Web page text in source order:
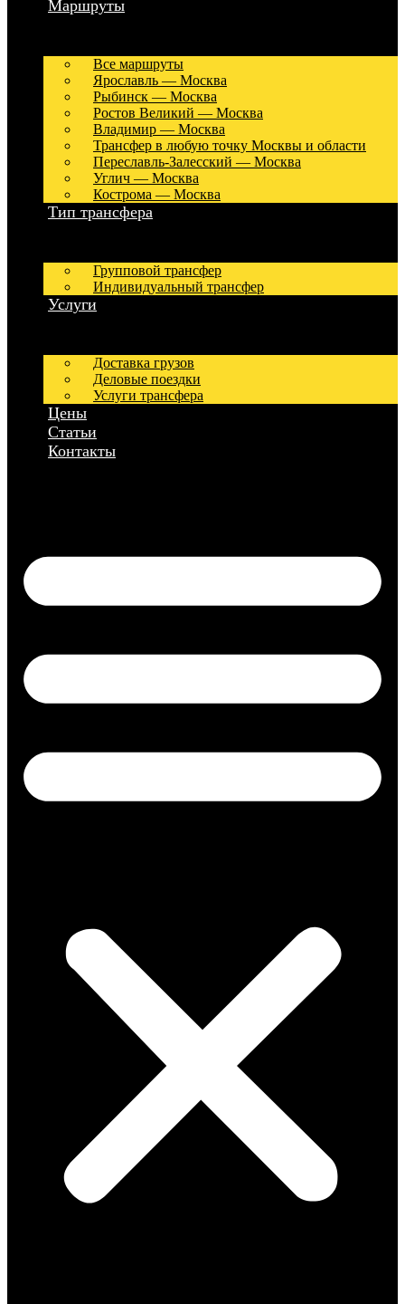
Маршруты
Все маршруты
Ярославль — Москва
Рыбинск — Москва
Ростов Великий — Москва
Владимир — Москва
Трансфер в любую точку Москвы и области
Переславль-Залесский — Москва
Углич — Москва
Кострома — Москва
Тип трансфера
Групповой трансфер
Индивидуальный трансфер
Услуги
Доставка грузов
Деловые поездки
Услуги трансфера
Цены
Статьи
Контакты